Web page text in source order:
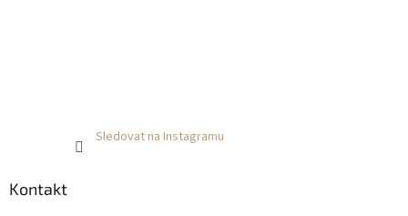
Sledovat na Instagramu
Kontakt